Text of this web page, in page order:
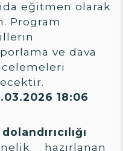
eğitmen olarak
Program
ve dava
18:06
hazırlanan